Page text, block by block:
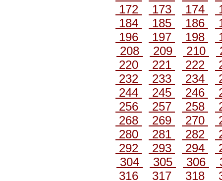
172
173 174
184
185 186
196
197 198
208
209 210
220
221 222
232
233 234
244
245 246
256
257 258
268
269 270
280
281 282
292
293 294
304
305 306
316
317 318